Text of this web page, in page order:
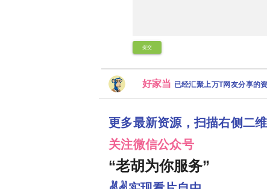
提交
好家当 已经汇聚上万T网友分享的
更多最新资源，扫描右侧二
关注微信公众号
“老胡为你服务”